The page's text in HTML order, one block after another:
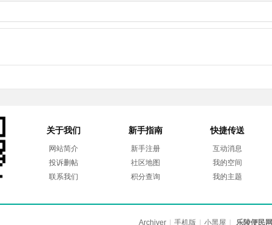
关于我们
网站简介
投诉删帖
联系我们
新手指南
新手注册
社区地图
积分查询
快捷传送
互动消息
我的空间
我的主题
Archiver 手机版 小黑屋 乐陵便民网